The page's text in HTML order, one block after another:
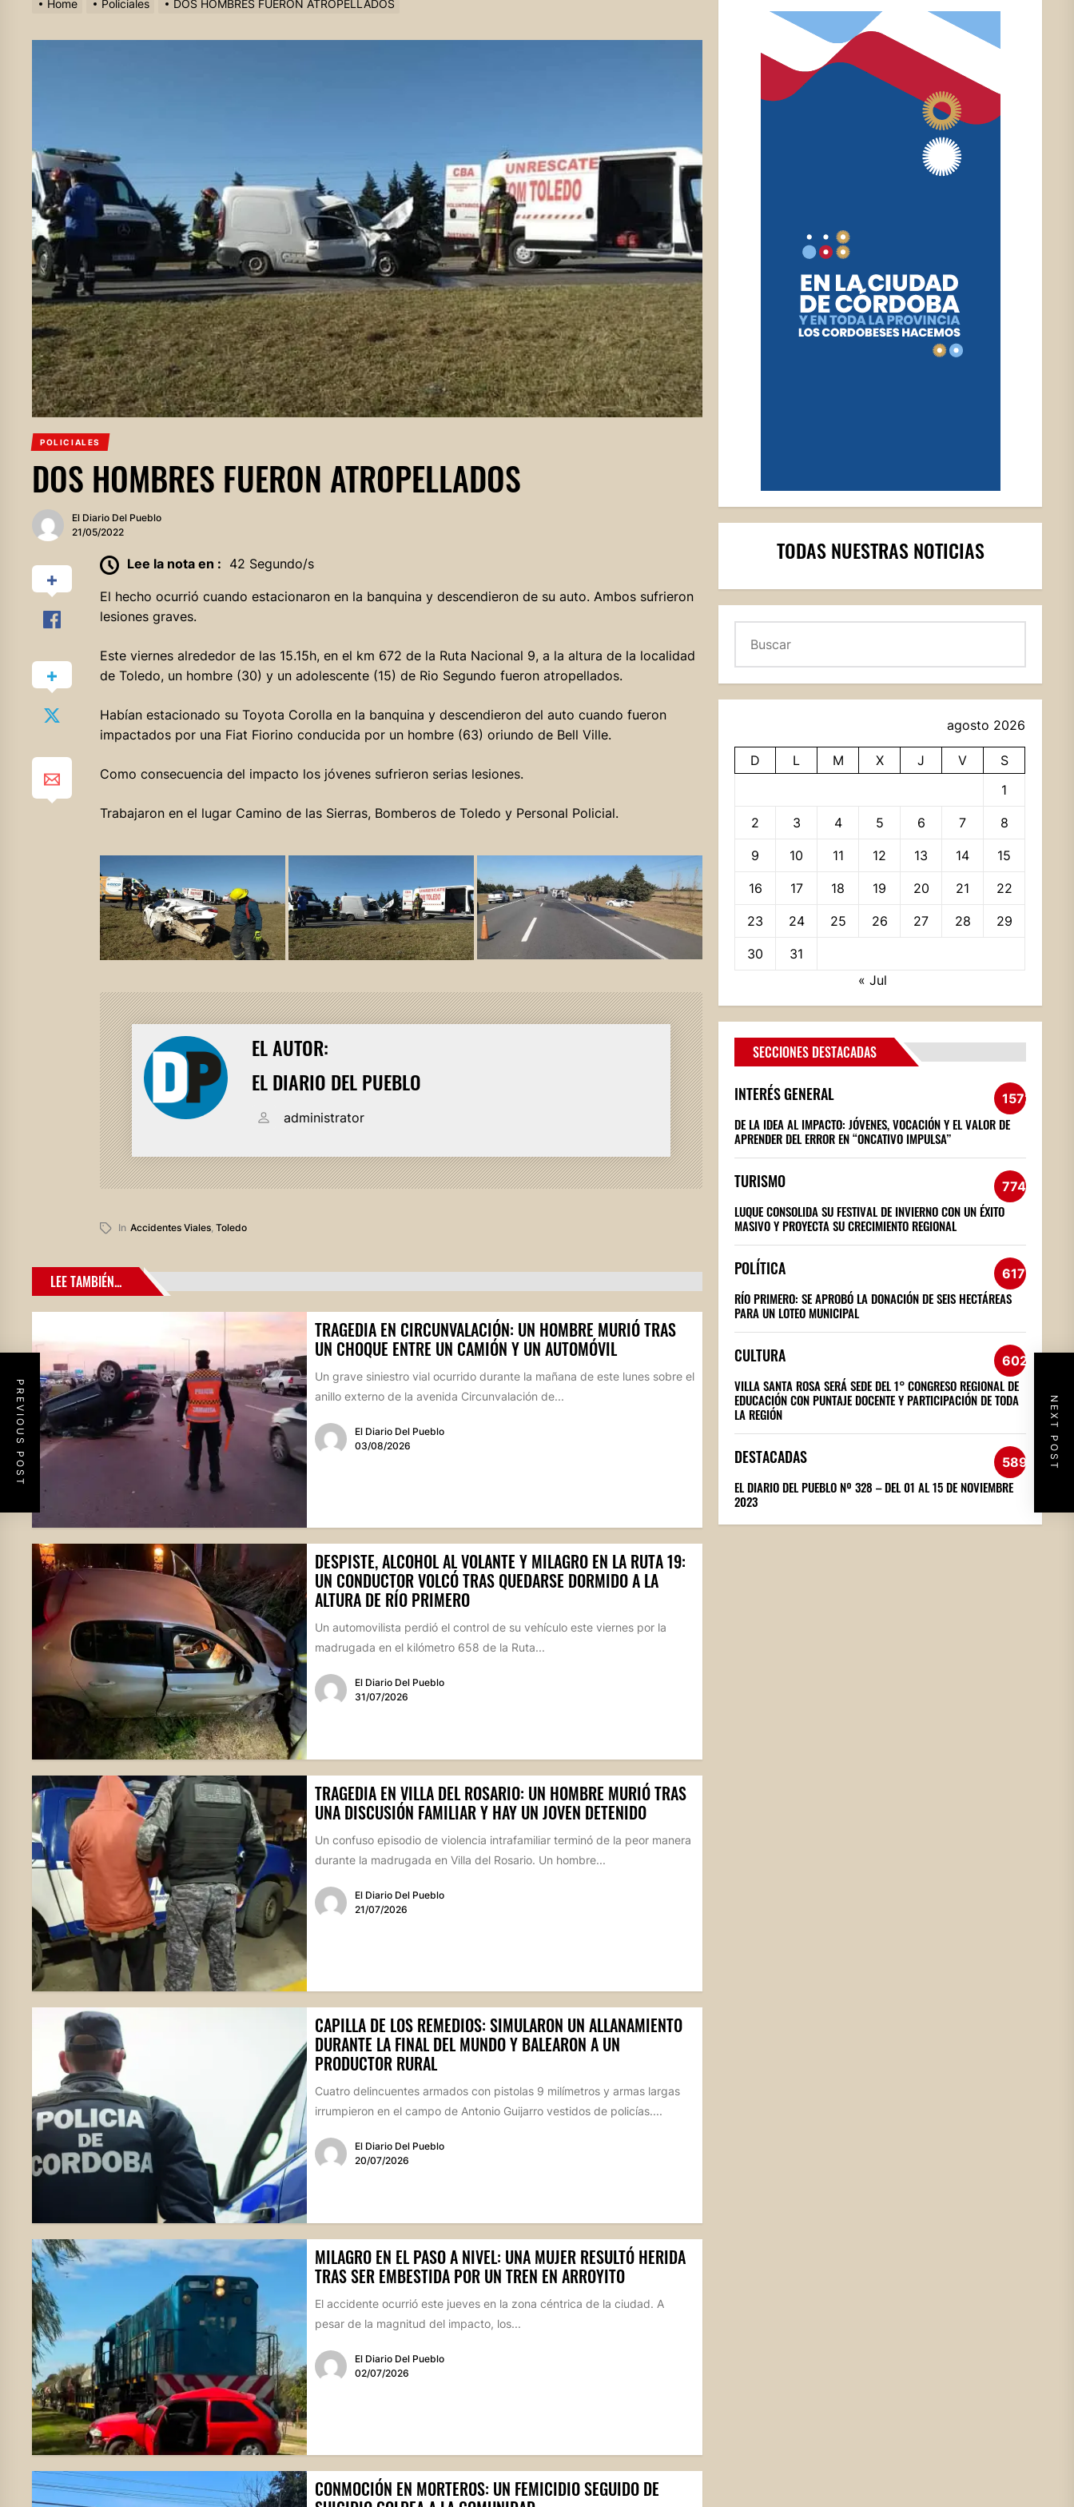
Home Policiales DOS HOMBRES FUERON ATROPELLADOS
POLICIALES
DOS HOMBRES FUERON ATROPELLADOS
El Diario Del Pueblo
21/05/2022
Lee la nota en : 42 Segundo/s
El hecho ocurrió cuando estacionaron en la banquina y descendieron de su auto. Ambos sufrieron
lesiones graves.
Este viernes alrededor de las 15.15h, en el km 672 de la Ruta Nacional 9, a la altura de la localidad
de Toledo, un hombre (30) y un adolescente (15) de Rio Segundo fueron atropellados.
Habían estacionado su Toyota Corolla en la banquina y descendieron del auto cuando fueron
impactados por una Fiat Fiorino conducida por un hombre (63) oriundo de Bell Ville.
Como consecuencia del impacto los jóvenes sufrieron serias lesiones.
Trabajaron en el lugar Camino de las Sierras, Bomberos de Toledo y Personal Policial.
EL AUTOR:
EL DIARIO DEL PUEBLO
administrator
In Accidentes Viales, Toledo
PREVIOUS POST NEXT POST
LEE TAMBIÉN...
TRAGEDIA EN CIRCUNVALACIÓN: UN HOMBRE MURIÓ TRAS
UN CHOQUE ENTRE UN CAMIÓN Y UN AUTOMÓVIL
Un grave siniestro vial ocurrido durante la mañana de este lunes sobre el
anillo externo de la avenida Circunvalación de...
El Diario Del Pueblo
03/08/2026
DESPISTE, ALCOHOL AL VOLANTE Y MILAGRO EN LA RUTA 19:
UN CONDUCTOR VOLCÓ TRAS QUEDARSE DORMIDO A LA
ALTURA DE RÍO PRIMERO
Un automovilista perdió el control de su vehículo este viernes por la
madrugada en el kilómetro 658 de la Ruta...
El Diario Del Pueblo
31/07/2026
TRAGEDIA EN VILLA DEL ROSARIO: UN HOMBRE MURIÓ TRAS
UNA DISCUSIÓN FAMILIAR Y HAY UN JOVEN DETENIDO
Un confuso episodio de violencia intrafamiliar terminó de la peor manera
durante la madrugada en Villa del Rosario. Un hombre...
El Diario Del Pueblo
21/07/2026
CAPILLA DE LOS REMEDIOS: SIMULARON UN ALLANAMIENTO
DURANTE LA FINAL DEL MUNDO Y BALEARON A UN
PRODUCTOR RURAL
Cuatro delincuentes armados con pistolas 9 milímetros y armas largas
irrumpieron en el campo de Antonio Guijarro vestidos de policías....
El Diario Del Pueblo
20/07/2026
MILAGRO EN EL PASO A NIVEL: UNA MUJER RESULTÓ HERIDA
TRAS SER EMBESTIDA POR UN TREN EN ARROYITO
El accidente ocurrió este jueves en la zona céntrica de la ciudad. A
pesar de la magnitud del impacto, los...
El Diario Del Pueblo
02/07/2026
CONMOCIÓN EN MORTEROS: UN FEMICIDIO SEGUIDO DE
TODAS NUESTRAS NOTICIAS
agosto 2026
D L M X J V
S
1
2 3 4 5 6 7 8
9 10 11 12 13 14 15
16 17 18 19 20 21 22
23 24 25 26 27 28 29
30
31
« Jul
SECCIONES DESTACADAS
INTERÉS GENERAL 1572
DE LA IDEA AL IMPACTO: JÓVENES, VOCACIÓN Y EL VALOR DE
APRENDER DEL ERROR EN “ONCATIVO IMPULSA”
TURISMO 774
LUQUE CONSOLIDA SU FESTIVAL DE INVIERNO CON UN ÉXITO
MASIVO Y PROYECTA SU CRECIMIENTO REGIONAL
POLÍTICA 617
RÍO PRIMERO: SE APROBÓ LA DONACIÓN DE SEIS HECTÁREAS
PARA UN LOTEO MUNICIPAL
CULTURA 602
VILLA SANTA ROSA SERÁ SEDE DEL 1° CONGRESO REGIONAL DE
EDUCACIÓN CON PUNTAJE DOCENTE Y PARTICIPACIÓN DE TODA
LA REGIÓN
DESTACADAS 589
EL DIARIO DEL PUEBLO Nº 328 – DEL 01 AL 15 DE NOVIEMBRE
2023